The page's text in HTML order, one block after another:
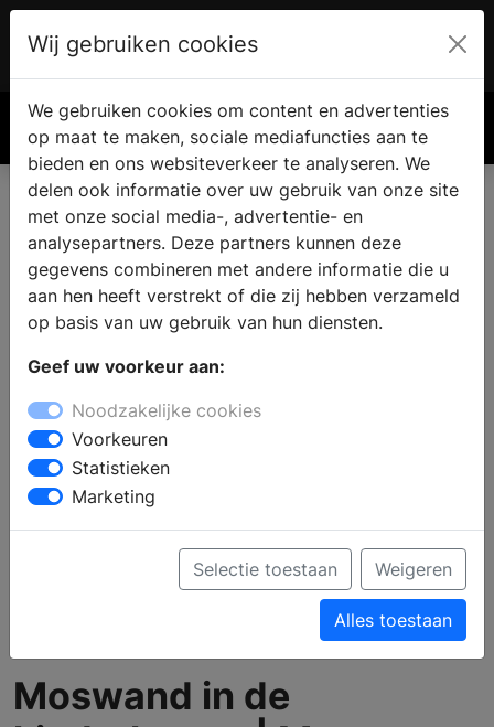
€ 0.00
Moswand in de
Wij gebruiken cookies
We gebruiken cookies om content en advertenties
op maat te maken, sociale mediafuncties aan te
bieden en ons websiteverkeer te analyseren. We
delen ook informatie over uw gebruik van onze site
met onze social media-, advertentie- en
analysepartners. Deze partners kunnen deze
gegevens combineren met andere informatie die u
aan hen heeft verstrekt of die zij hebben verzameld
op basis van uw gebruik van hun diensten.
Geef uw voorkeur aan:
Noodzakelijke cookies
Voorkeuren
Statistieken
Marketing
Selectie toestaan Weigeren
Alles toestaan